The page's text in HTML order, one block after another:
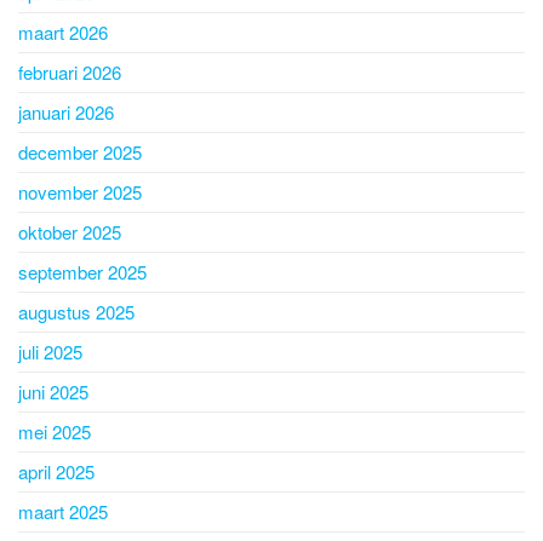
maart 2026
februari 2026
januari 2026
december 2025
november 2025
oktober 2025
september 2025
augustus 2025
juli 2025
juni 2025
mei 2025
april 2025
maart 2025